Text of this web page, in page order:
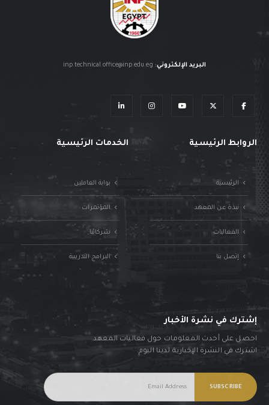
البريد الإلكتروني:
inp.technical.office@inp.edu.eg
الروابط الرئيسية
الرئيسية
نبذة عن المعهد
الفعاليات
إتصل بنا
الخدمات الرئيسية
بوابة العاملين
المؤتمرات
شركائنا
البرامج التدريبية
إشترك في نشرة الأخبار
احصل على أحدث المعلومات حول فعاليات المعهد.
اشترك في النشرة الإخبارية لدينا اليوم.